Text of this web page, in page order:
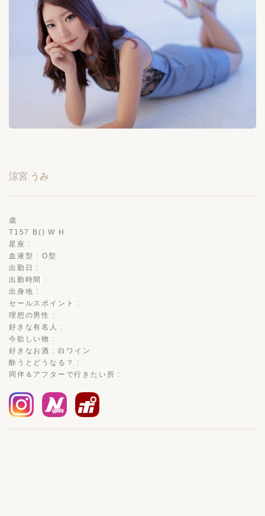
涼宮 うみ
歳
T157 B() W H
星座 :
血液型 : O型
出勤日 :
出勤時間 :
出身地 :
セールスポイント :
理想の男性 :
好きな有名人 :
今欲しい物 :
好きなお酒 : 白ワイン
酔うとどうなる？ :
同伴＆アフターで行きたい所 :